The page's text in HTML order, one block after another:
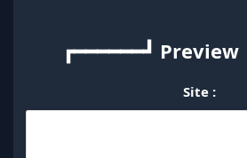
┏━━━━━━┛ Preview
Site :